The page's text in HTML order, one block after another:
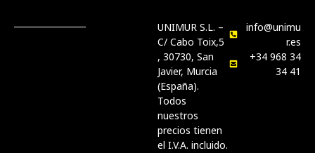
UNIMUR S.L. –
C/ Cabo Toix,5
, 30730, San
Javier, Murcia
(España).
Todos
nuestros
precios tienen
el I.V.A. incluido.
info@unimu
r.es
+34 968 34
34 41